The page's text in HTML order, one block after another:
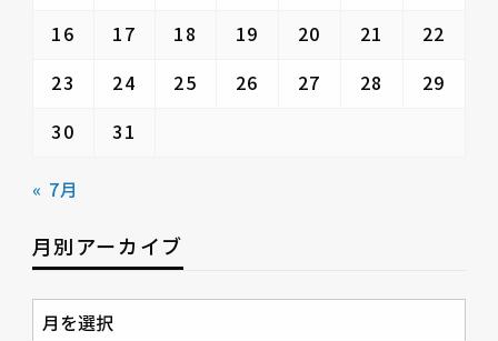
16
17 18 19 20 21
22
23
24 25 26 27 28
29
30
31
« 7月
月別アーカイブ
月